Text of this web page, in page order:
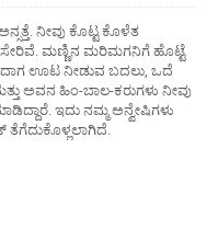
ನೀವು ಕೊಟ್ಟ ಕೊಳೆತ
ಸೇರಿವೆ. ಮಣ್ಣಿನ ಮರಿಮಗನಿಗೆ ಹೊಟ್ಟೆ
ಊಟ ನೀಡುವ ಬದಲು, ಒದೆ
ಅವನ ಹಿಂ-ಬಾಲ-ಕರುಗಳು ನೀವು
ಇದು ನಮ್ಮ ಅನ್ವೇಷಿಗಳು
ತೆಗೆದುಕೊಳ್ಲಲಾಗಿದೆ.